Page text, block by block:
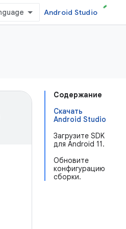
Android Studio
Содержание
Скачать
Android Studio
Загрузите SDK
для Android 11.
Обновите
конфигурацию
сборки.